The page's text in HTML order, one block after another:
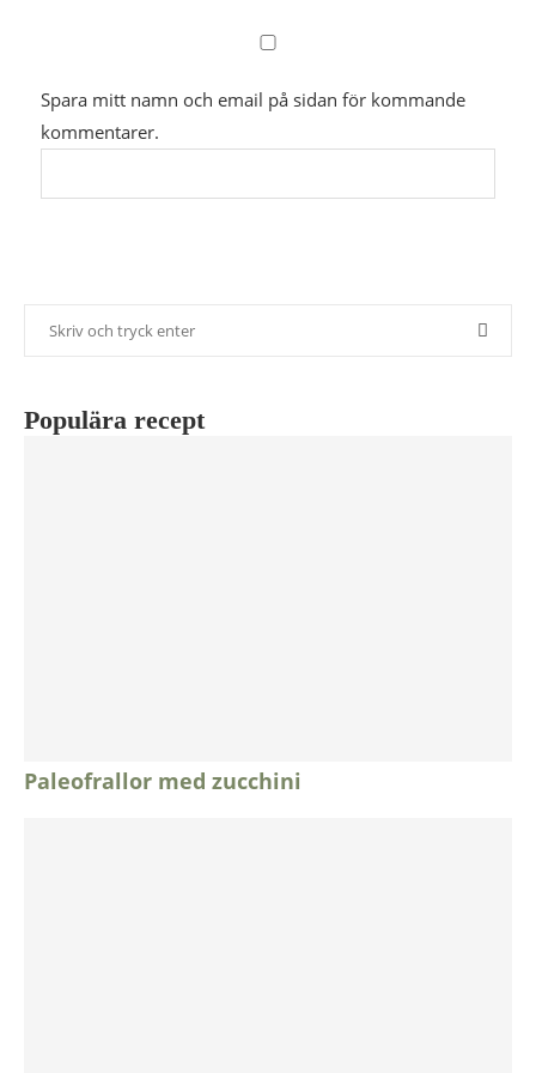
Spara mitt namn och email på sidan för kommande
kommentarer.
Populära recept
Paleofrallor med zucchini